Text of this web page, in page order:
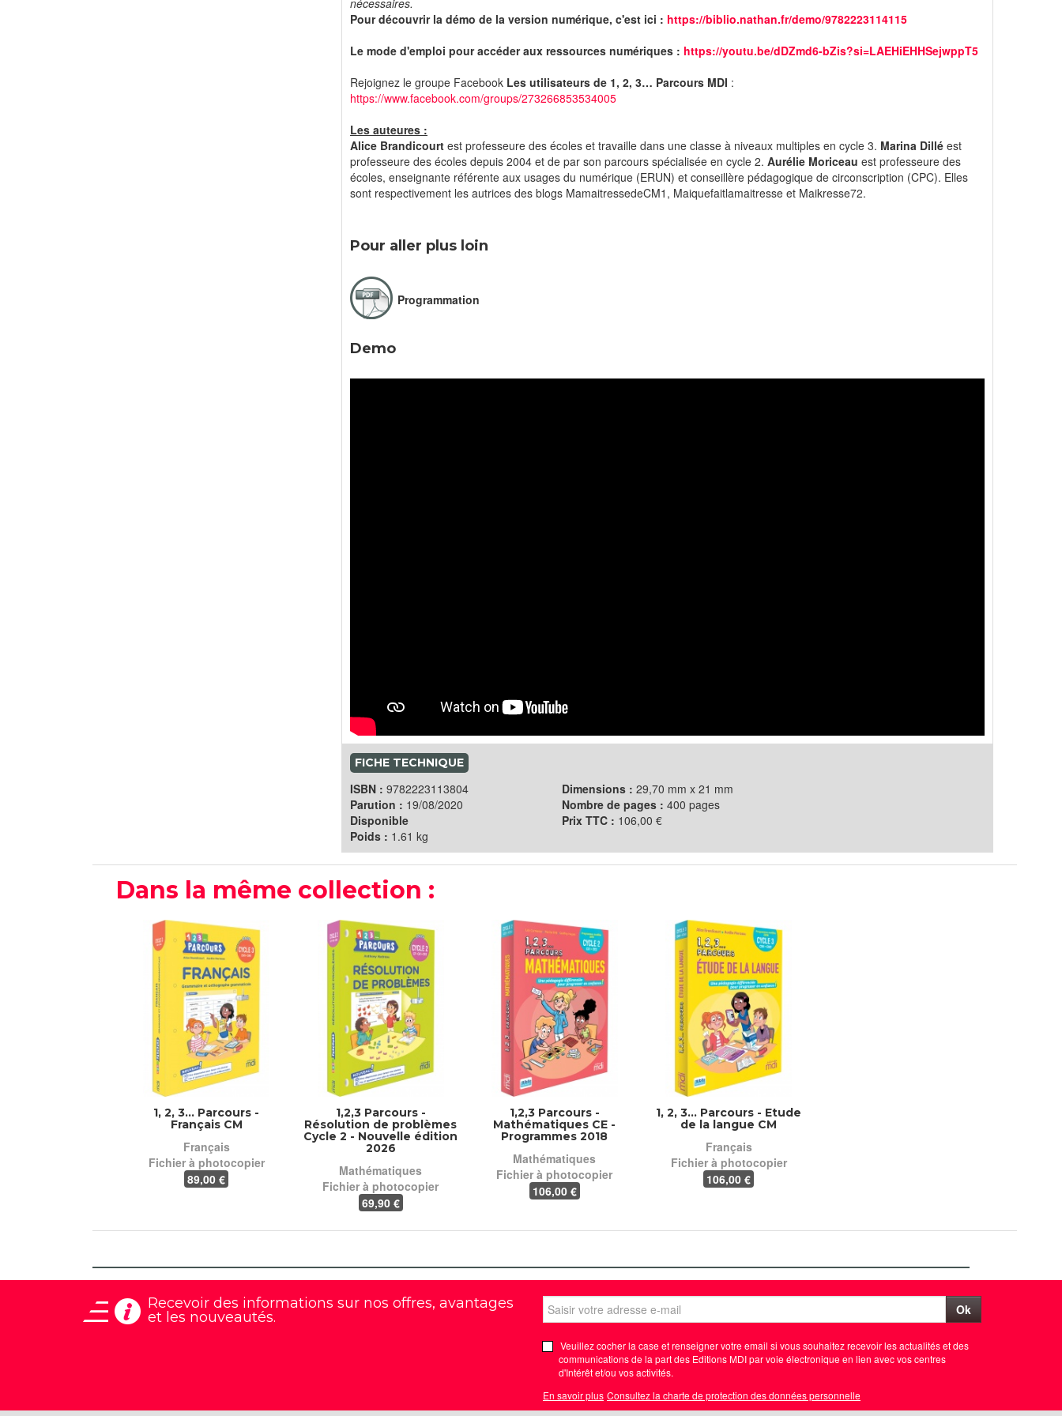
nécessaires.
Pour découvrir la démo de la version numérique, c'est ici : https://biblio.nathan.fr/demo/9782223114115
Le mode d'emploi pour accéder aux ressources numériques : https://youtu.be/dDZmd6-bZis?si=LAEHiEHHSejwppT5
Rejoignez le groupe Facebook Les utilisateurs de 1, 2, 3… Parcours MDI :
https://www.facebook.com/groups/273266853534005
Les auteures :
Alice Brandicourt est professeure des écoles et travaille dans une classe à niveaux multiples en cycle 3. Marina Dillé est
professeure des écoles depuis 2004 et de par son parcours spécialisée en cycle 2. Aurélie Moriceau est professeure des
écoles, enseignante référente aux usages du numérique (ERUN) et conseillère pédagogique de circonscription (CPC). Elles
sont respectivement les autrices des blogs MamaitressedeCM1, Maiquefaitlamaitresse et Maikresse72.
Pour aller plus loin
Programmation
Demo
FICHE TECHNIQUE
ISBN : 9782223113804
Parution : 19/08/2020
Disponible
Poids : 1.61 kg
Dimensions : 29,70 mm x 21 mm
Nombre de pages : 400 pages
Prix TTC : 106,00 €
Dans la même collection :
1, 2, 3... Parcours -
Français CM
Français
Fichier à photocopier
89,00 €
1,2,3 Parcours -
Résolution de problèmes
Cycle 2 - Nouvelle édition
2026
Mathématiques
Fichier à photocopier
69,90 €
1,2,3 Parcours -
Mathématiques CE -
Programmes 2018
Mathématiques
Fichier à photocopier
106,00 €
1, 2, 3... Parcours - Etude
de la langue CM
Français
Fichier à photocopier
106,00 €
Recevoir des informations sur nos offres, avantages
et les nouveautés.
Ok
Veuillez cocher la case et renseigner votre email si vous souhaitez recevoir les actualités et des
communications de la part des Editions MDI par voie électronique en lien avec vos centres
d'Intérêt et/ou vos activités.
En savoir plus Consultez la charte de protection des données personnelle